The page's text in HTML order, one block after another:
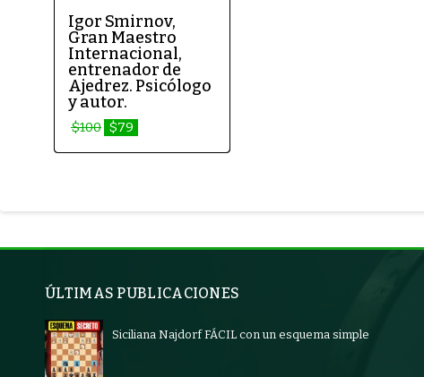
Igor Smirnov,
Gran Maestro
Internacional,
entrenador de
Ajedrez. Psicólogo
y autor.
$100 $79
ÚLTIMAS PUBLICACIONES
Siciliana Najdorf FÁCIL con un esquema simple